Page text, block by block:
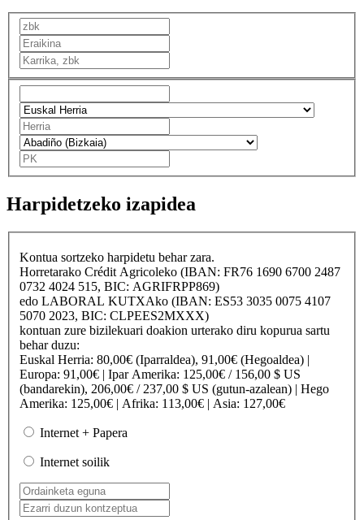
Harpidetzeko izapidea
Kontua sortzeko harpidetu behar zara.
Horretarako Crédit Agricoleko (IBAN: FR76 1690 6700 2487
0732 4024 515, BIC: AGRIFRPP869)
edo LABORAL KUTXAko (IBAN: ES53 3035 0075 4107
5070 2023, BIC: CLPEES2MXXX)
kontuan zure bizilekuari doakion urterako diru kopurua sartu
behar duzu:
Euskal Herria: 80,00€ (Iparraldea), 91,00€ (Hegoaldea) |
Europa: 91,00€ | Ipar Amerika: 125,00€ / 156,00 $ US
(bandarekin), 206,00€ / 237,00 $ US (gutun-azalean) | Hego
Amerika: 125,00€ | Afrika: 113,00€ | Asia: 127,00€
Internet + Papera
Internet soilik